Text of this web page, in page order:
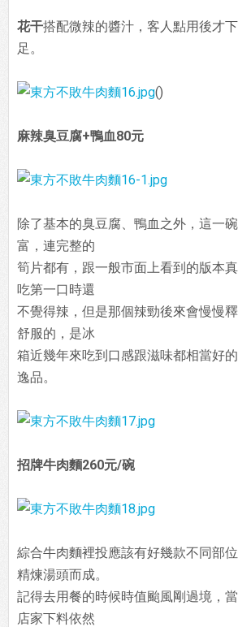
花干搭配微辣的醬汁，客人點用後才
足。
()
麻辣臭豆腐+鴨血80元
除了基本的臭豆腐、鴨血之外，這一
富，連完整的
筍片都有，跟一般市面上看到的版本
吃第一口時還
不覺得辣，但是那個辣勁後來會慢慢
舒服的，是冰
箱近幾年來吃到口感跟滋味都相當好
逸品。
招牌牛肉麵260元/碗
綜合牛肉麵裡投應該有好幾款不同部
精煉湯頭而成。
記得去用餐的時候時值颱風剛過境，
店家下料依然